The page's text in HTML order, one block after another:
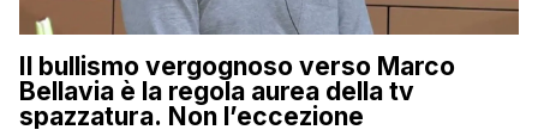
Il bullismo vergognoso verso Marco
Bellavia è la regola aurea della tv
spazzatura. Non l’eccezione